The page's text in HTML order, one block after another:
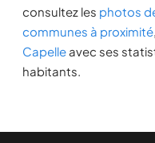
consultez les photos
communes à proximité
Capelle avec ses
habitants.